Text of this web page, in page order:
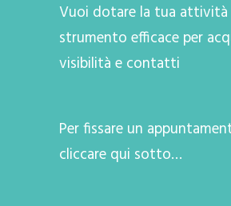
Vuoi dotare la tua
strumento efficace per
visibilità e contatti
Per fissare un
cliccare qui sotto…